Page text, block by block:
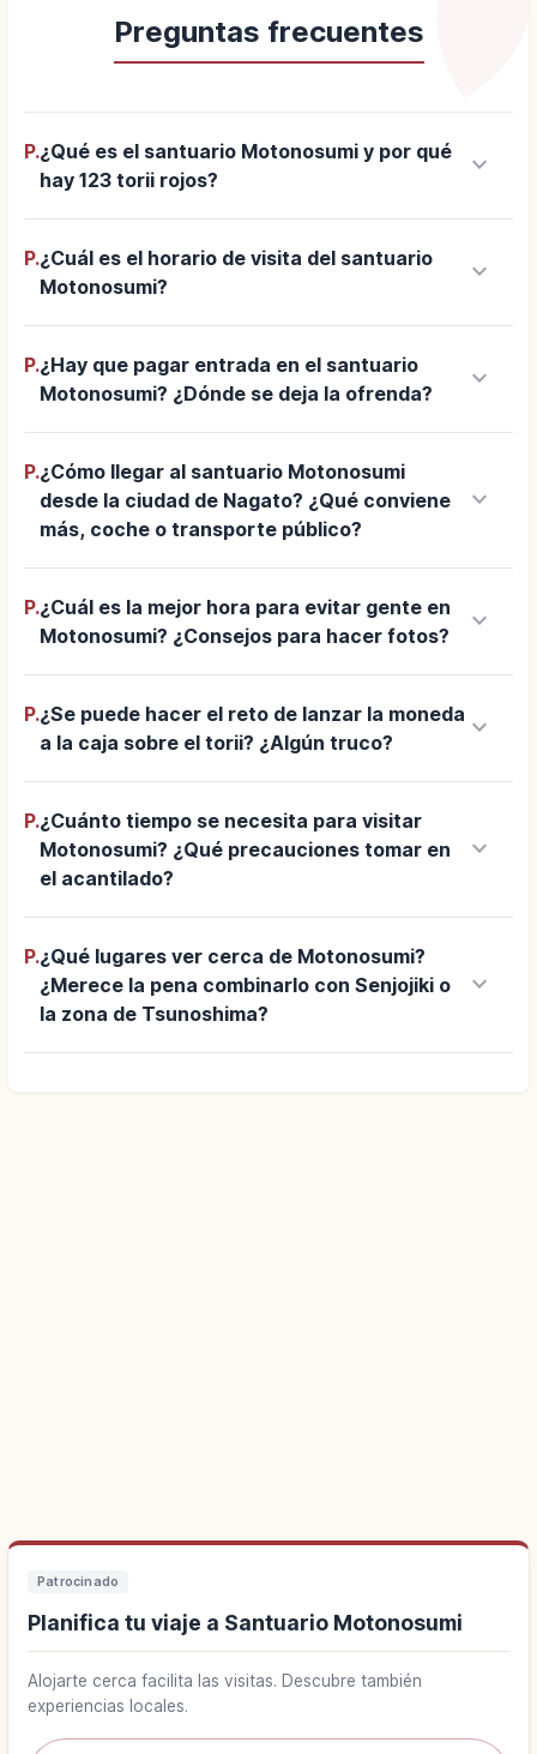
Preguntas frecuentes
P.¿Qué es el santuario Motonosumi y por qué
hay 123 torii rojos?
keyboard_arrow_down
P.¿Cuál es el horario de visita del santuario
Motonosumi?
keyboard_arrow_down
P.¿Hay que pagar entrada en el santuario
Motonosumi? ¿Dónde se deja la ofrenda?
keyboard_arrow_down
P.¿Cómo llegar al santuario Motonosumi
desde la ciudad de Nagato? ¿Qué conviene
más, coche o transporte público?
keyboard_arrow_down
P.¿Cuál es la mejor hora para evitar gente en
Motonosumi? ¿Consejos para hacer fotos?
keyboard_arrow_down
P.¿Se puede hacer el reto de lanzar la moneda
a la caja sobre el torii? ¿Algún truco?
keyboard_arrow_down
P.¿Cuánto tiempo se necesita para visitar
Motonosumi? ¿Qué precauciones tomar en
el acantilado?
keyboard_arrow_down
P.¿Qué lugares ver cerca de Motonosumi?
¿Merece la pena combinarlo con Senjojiki o
la zona de Tsunoshima?
keyboard_arrow_down
Patrocinado
Planifica tu viaje a Santuario Motonosumi
Alojarte cerca facilita las visitas. Descubre también
experiencias locales.